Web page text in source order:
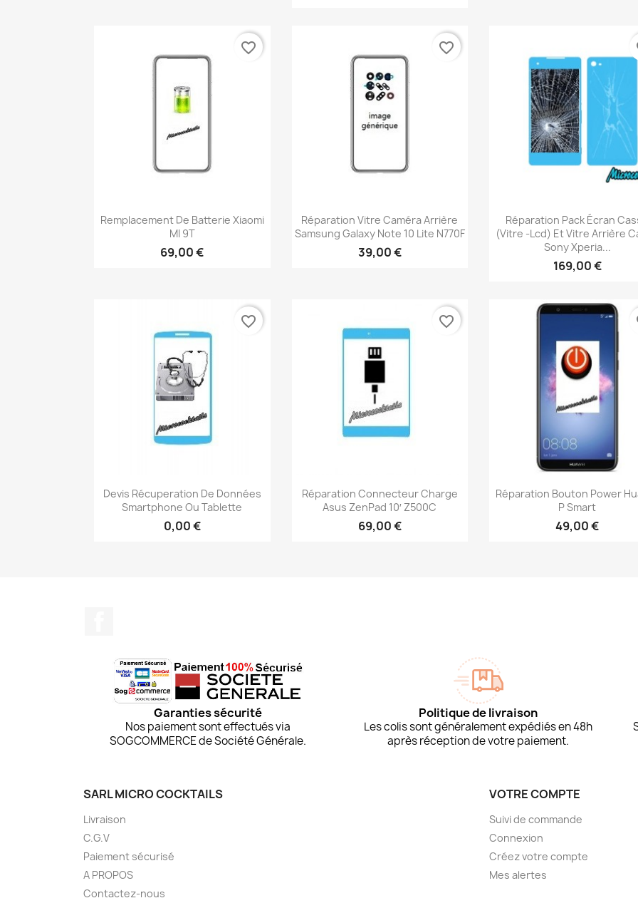
Aperçu rapide
Remplacement De Batterie Xiaomi
MI 9T
69,00 €
favorite_border
Aperçu rapide
Réparation Vitre Caméra Arrière
Samsung Galaxy Note 10 Lite N770F
39,00 €
favorite_border
Aperçu rapide
Réparation Pack Écran
(vitre -lcd) Et Vitre Arrière
Sony Xperia...
169,00 €
Aperçu rapide
Devis Récuperation De Données
Smartphone Ou Tablette
0,00 €
favorite_border
Aperçu rapide
Réparation Connecteur Charge
Asus ZenPad 10′ Z500C
69,00 €
favorite_border
Aperçu rapide
Réparation Bouton Power
P Smart
49,00 €
Garanties sécurité
Nos paiement sont effectués via
SOGCOMMERCE de Société Générale.
Politique de livraison
Les colis sont généralement expédiés en 48h
après réception de votre paiement.
SARL MICRO COCKTAILS
Livraison
C.G.V
Paiement sécurisé
A PROPOS
Contactez-nous
VOTRE COMPTE
Suivi de commande
Connexion
Créez votre compte
Mes alertes